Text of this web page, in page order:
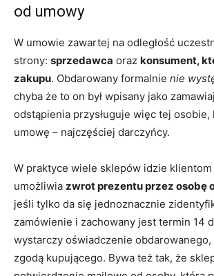
od umowy
W umowie zawartej na odległość
strony: sprzedawca oraz konsument,
zakupu. Obdarowany formalnie nie
chyba że to on był wpisany jako
odstąpienia przysługuje więc tej osobie,
umowę – najczęściej darczyńcy.
W praktyce wiele sklepów idzie klientom
umożliwia zwrot prezentu przez osobę
jeśli tylko da się jednoznacznie
zamówienie i zachowany jest termin 14
wystarczy oświadczenie obdarowanego,
zgodą kupującego. Bywa też tak, że